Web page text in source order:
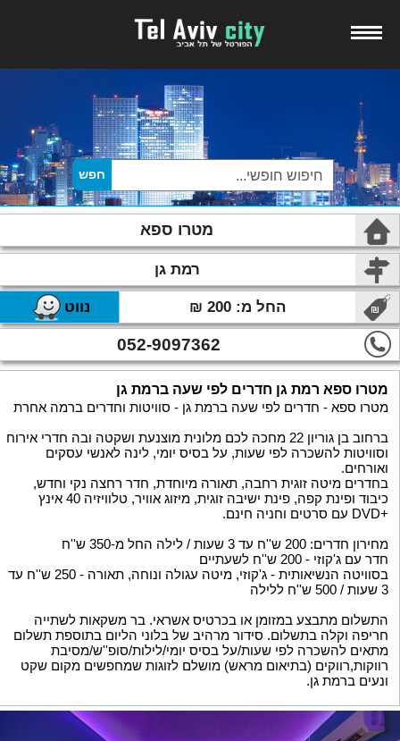
מטרו ספא
רמת גן
החל מ: 200 ₪ נווט
052-9097362
מטרו ספא רמת גן חדרים לפי שעה ברמת גן
מטרו ספא - חדרים לפי שעה ברמת גן - סוויטות וחדרים ברמה אחרת
ברחוב בן גוריון 22 מחכה לכם מלונית מוצנעת ושקטה ובה חדרי אירוח
וסוויטות להשכרה לפי שעות, על בסיס יומי, לינה לאנשי עסקים
ואורחים.
בחדרים מיטה זוגית רחבה, תאורה מיוחדת, חדר רחצה נקי וחדש,
כיבוד ופינת קפה, פינת ישיבה זוגית, מיזוג אוויר, טלוויזיה 40 אינץ
+DVD עם סרטים וחניה חינם.
מחירון חדרים: 200 ש''ח עד 3 שעות / לילה החל מ-350 ש''ח
חדר עם ג'קוזי - 200 ש''ח לשעתיים
בסוויטה הנשיאותית - ג'קוזי, מיטה עגולה ונוחה, תאורה - 250 ש''ח עד
3 שעות / 500 ש''ח ללילה
התשלום מתבצע במזומן או בכרטיס אשראי. בר משקאות לשתייה
חריפה וקלה בתשלום. סידור מרהיב של בלוני הליום בתוספת תשלום
מתאים להשכרה לפי שעות/על בסיס יומי/לילות/סופ''ש/מסיבת
רווקות,רווקים (בתיאום מראש) מושלם לזוגות שמחפשים מקום שקט
ונעים ברמת גן.